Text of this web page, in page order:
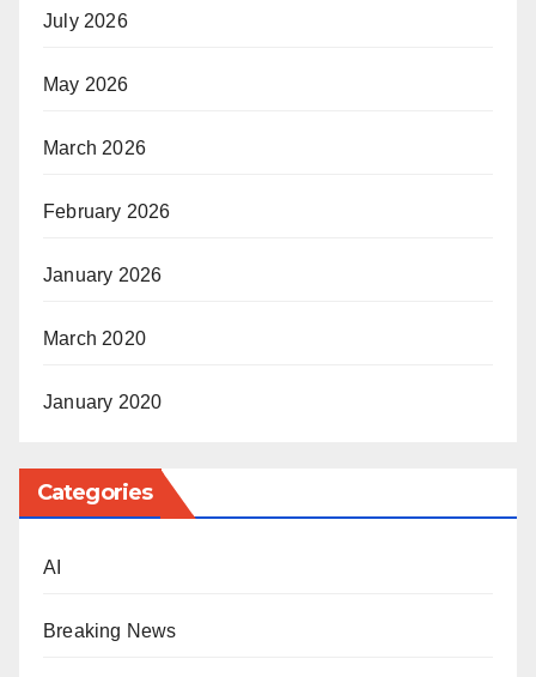
July 2026
May 2026
March 2026
February 2026
January 2026
March 2020
January 2020
Categories
AI
Breaking News